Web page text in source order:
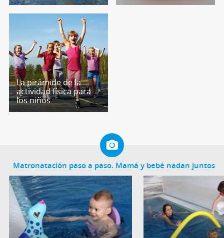
La pirámide de la
actividad física para
los niños
Matronatación paso a paso. Mamá y bebé nadan juntos